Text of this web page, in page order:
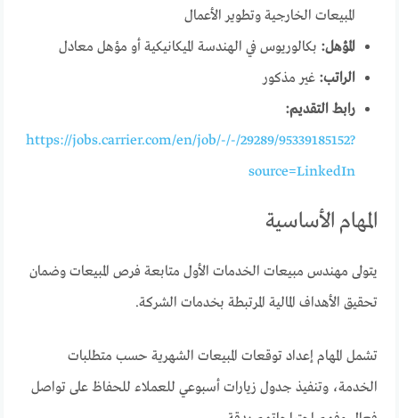
المبيعات الخارجية وتطوير الأعمال
المؤهل: بكالوريوس في الهندسة الميكانيكية أو مؤهل معادل
الراتب: غير مذكور
رابط التقديم:
https://jobs.carrier.com/en/job/-/-/29289/95339185152?
source=LinkedIn
المهام الأساسية
يتولى مهندس مبيعات الخدمات الأول متابعة فرص المبيعات وضمان
تحقيق الأهداف المالية المرتبطة بخدمات الشركة.
تشمل المهام إعداد توقعات المبيعات الشهرية حسب متطلبات
الخدمة، وتنفيذ جدول زيارات أسبوعي للعملاء للحفاظ على تواصل